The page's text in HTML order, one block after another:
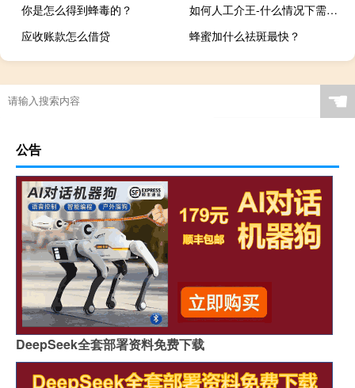
你是怎么得到蜂毒的？
如何人工介王-什么情况下需要中介？
应收账款怎么借贷
蜂蜜加什么祛斑最快？
☚
公告
DeepSeek全套部署资料免费下载